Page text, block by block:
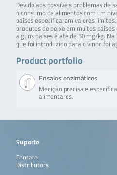
Devido aos possíveis problemas de
o consumo de alimentos com um
países especificaram valores
produtos de peixe em muitos
alguns países é até de 50 mg/kg.
que foi introduzido para o vinho foi
Product portfolio
Ensaios enzimáticos
Medição precisa e
alimentares.
Product Description
Histamine
Suporte
Contato
Distributors